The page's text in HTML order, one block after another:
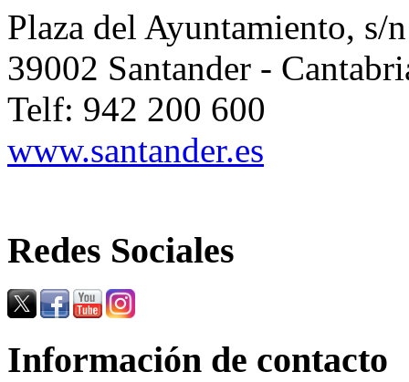
Plaza del Ayuntamiento, s/n
39002 Santander -
Telf: 942 200 600
www.santander.es
Redes Sociales
Información de contacto